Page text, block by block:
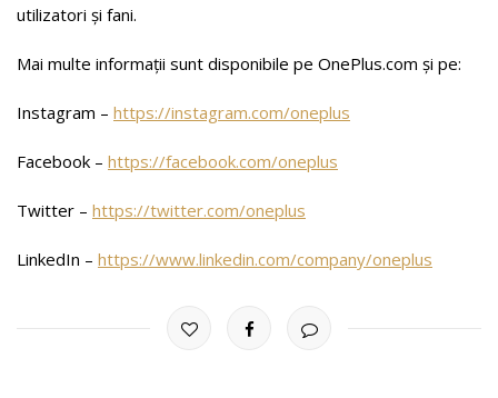
utilizatori și fani.
Mai multe informații sunt disponibile pe OnePlus.com și pe:
Instagram – https://instagram.com/oneplus
Facebook – https://facebook.com/oneplus
Twitter – https://twitter.com/oneplus
LinkedIn – https://www.linkedin.com/company/oneplus